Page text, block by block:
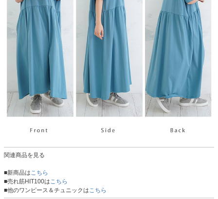
関連商品を見る
■新商品は こちら
■売れ筋HIT100は こちら
■他のワンピース＆チュニックは こちら